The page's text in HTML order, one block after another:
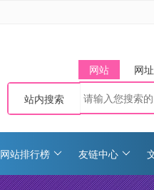
网站 网址
站内搜索
网站排行榜 友链中心